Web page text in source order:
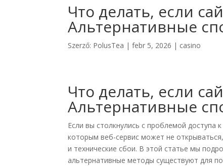
Что делать, если
Альтернативные
Szerző: PolusTea |febr 5, 2026 | casino
Что делать, если
Альтернативные
Если вы столкнулись с проблемой доступа
которым веб-сервис может не
и технические сбои. В этой статье мы
альтернативные методы существуют для